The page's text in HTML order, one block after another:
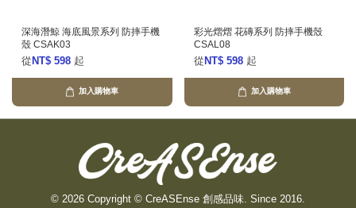
深海潛鯨 海底風景系列 防摔手機
殼 CSAK03
從 NT$ 598 起
加入購物車
彩光熠熠 花磚系列 防摔手機殼
CSAL08
從 NT$ 598 起
加入購物車
© 2026 Copyright © CreASEnse 創感品味. Since 2016.